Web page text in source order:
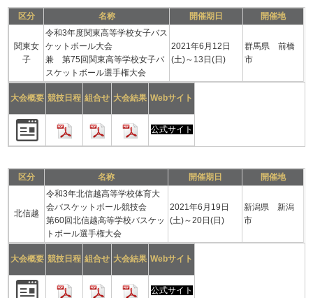
区分 名称 開催期日 開催地
関東女
子
令和3年度関東高等学校女子バス
ケットボール大会
兼 第75回関東高等学校女子バ
スケットボール選手権大会
2021年6月12日
(土)～13日(日)
群馬県 前橋
市
大会概要 競技日程 組合せ 大会結果 Webサイト
公式サイト
区分 名称 開催期日 開催地
北信越
令和3年北信越高等学校体育大
会バスケットボール競技会
第60回北信越高等学校バスケッ
トボール選手権大会
2021年6月19日
(土)～20日(日)
新潟県 新潟
市
大会概要 競技日程 組合せ 大会結果 Webサイト
公式サイト